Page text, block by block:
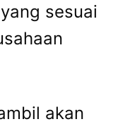
sesuai
akan